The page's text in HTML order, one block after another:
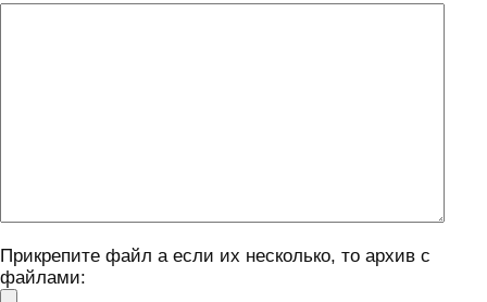
Прикрепите файл а если их несколько, то архив с
файлами: